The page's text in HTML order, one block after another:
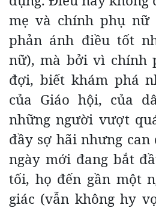
mẹ và chính phụ nữ
phản ánh điều tốt
nữ), mà bởi vì chính
đợi, biết khám phá
của Giáo hội, của
những người vượt
đầy sợ hãi nhưng
ngày mới đang bắt
tối, họ đến gần một
giác (vẫn không hy